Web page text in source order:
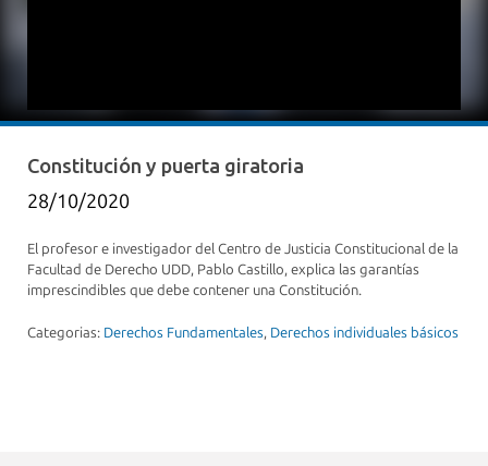
Constitución y puerta giratoria
28/10/2020
El profesor e investigador del Centro de Justicia Constitucional de la
Facultad de Derecho UDD, Pablo Castillo, explica las garantías
imprescindibles que debe contener una Constitución.
Categorias: Derechos Fundamentales, Derechos individuales básicos